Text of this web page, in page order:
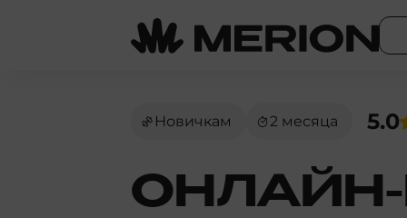
Новичкам 2 месяца 5.0